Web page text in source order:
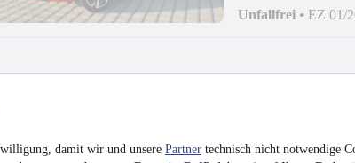
damit wir und unsere Partner technisch nicht notwendige
Unfallfrei • EZ 01/
Skoda Scala